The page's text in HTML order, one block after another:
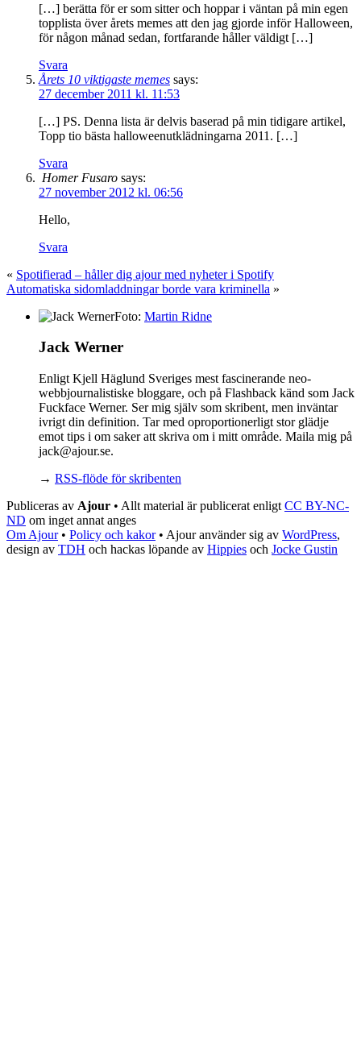
[…] berätta för er som sitter och hoppar i väntan på min egen
topplista över årets memes att den jag gjorde inför Halloween,
för någon månad sedan, fortfarande håller väldigt […]
Svara
Årets 10 viktigaste memes says:
27 december 2011 kl. 11:53
[…] PS. Denna lista är delvis baserad på min tidigare artikel,
Topp tio bästa halloweenutklädningarna 2011. […]
Svara
Homer Fusaro says:
27 november 2012 kl. 06:56
Hello,
Svara
« Spotifierad – håller dig ajour med nyheter i Spotify
Automatiska sidomladdningar borde vara kriminella »
Foto: Martin Ridne
Jack Werner
Enligt Kjell Häglund Sveriges mest fascinerande neo-
webbjournalistiske bloggare, och på Flashback känd som Jack
Fuckface Werner. Ser mig själv som skribent, men inväntar
ivrigt din definition. Tar med oproportionerligt stor glädje
emot tips i om saker att skriva om i mitt område. Maila mig på
jack@ajour.se.
→ RSS-flöde för skribenten
Publiceras av Ajour • Allt material är publicerat enligt CC BY-NC-
ND om inget annat anges
Om Ajour• Policy och kakor• Ajour använder sig av WordPress,
design av TDH och hackas löpande av Hippies och Jocke Gustin